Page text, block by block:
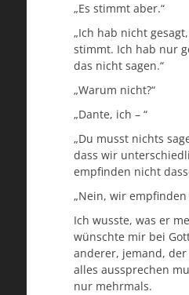
„Es stimmt aber.“
„Ich hab nicht
stimmt. Ich hab nur
das nicht sagen.“
„Warum nicht?“
„Dante, ich – “
„Du musst nichts
dass wir
empfinden nicht
„Nein, wir
Ich wusste, was er
wünschte mir bei
anderer, jemand,
alles aussprechen
nur mehrmals.